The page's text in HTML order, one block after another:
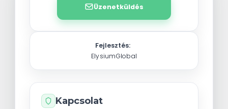
Üzenetküldés
Fejlesztés:
ElysiumGlobal
Kapcsolat